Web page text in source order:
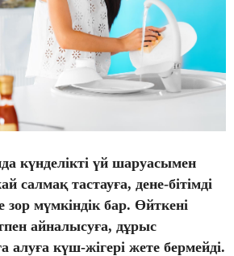
күнделікті үй шаруасымен
салмақ тастауға, дене-бітімді
зор мүмкіндік бар. Өйткені
айналысуға, дұрыс
алуға күш-жігері жете бермейді.